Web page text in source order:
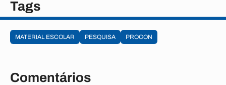
Tags
MATERIAL ESCOLAR PESQUISA PROCON
Comentários